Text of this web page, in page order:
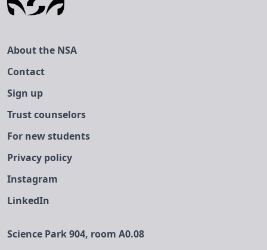
About the NSA
Contact
Sign up
Trust counselors
For new students
Privacy policy
Instagram
LinkedIn
Science Park 904, room A0.08